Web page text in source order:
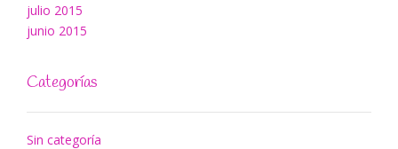
julio 2015
junio 2015
Categorías
Sin categoría